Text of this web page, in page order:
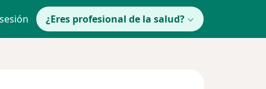
¿Eres profesional de la salud?